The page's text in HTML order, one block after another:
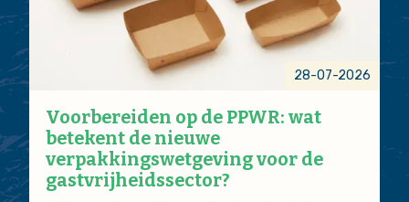
28-07-2026
Voorbereiden op de PPWR: wat
betekent de nieuwe
verpakkingswetgeving voor de
gastvrijheidssector?